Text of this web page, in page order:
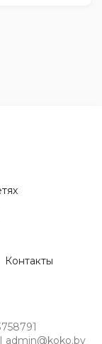
Контакты
admin@koko.by